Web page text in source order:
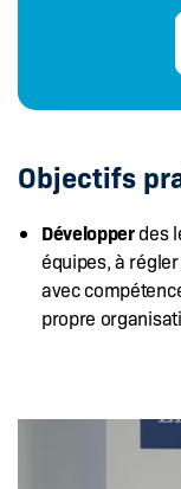
Objectifs
Développerdes
équipes, à
avec
propre